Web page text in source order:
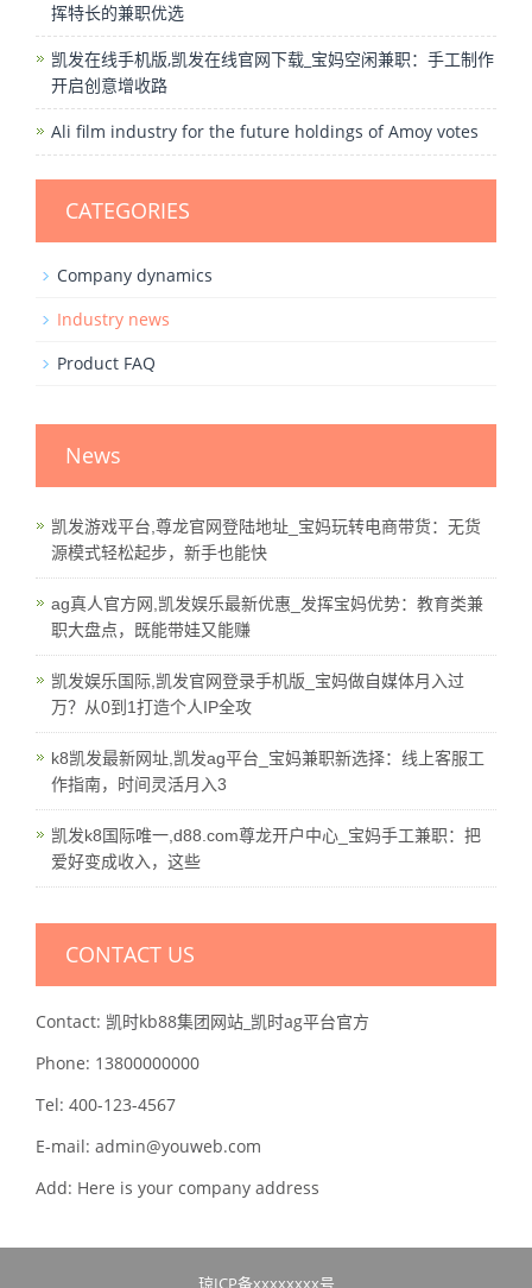
挥特长的兼职优选
凯发在线手机版,凯发在线官网下载_宝妈空闲兼职：手工制作
开启创意增收路
Ali film industry for the future holdings of Amoy votes
CATEGORIES
Company dynamics
Industry news
Product FAQ
News
凯发游戏平台,尊龙官网登陆地址_宝妈玩转电商带货：无货
源模式轻松起步，新手也能快
ag真人官方网,凯发娱乐最新优惠_发挥宝妈优势：教育类兼
职大盘点，既能带娃又能赚
凯发娱乐国际,凯发官网登录手机版_宝妈做自媒体月入过
万？从0到1打造个人IP全攻
k8凯发最新网址,凯发ag平台_宝妈兼职新选择：线上客服工
作指南，时间灵活月入3
凯发k8国际唯一,d88.com尊龙开户中心_宝妈手工兼职：把
爱好变成收入，这些
CONTACT US
Contact: 凯时kb88集团网站_凯时ag平台官方
Phone: 13800000000
Tel: 400-123-4567
E-mail: admin@youweb.com
Add: Here is your company address
琼ICP备xxxxxxxx号